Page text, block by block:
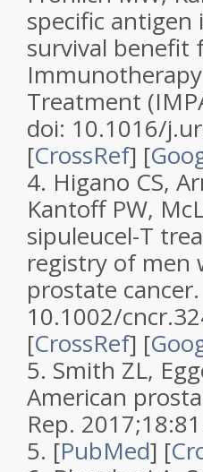
specific antigen
survival benefit
Treatment
doi: 10.1016/
[CrossRef] [
4. Higano CS,
Kantoff PW,
sipuleucel-T
registry of men
prostate
10.1002/
[CrossRef] [
5. Smith ZL,
American
Rep.
5. [PubMed] [